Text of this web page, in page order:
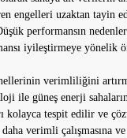
engelleri uzaktan tayin
performansın
iyileştirmeye yönelik
verimliliğini
ile güneş enerji
kolayca tespit edilir ve
verimli çalışmasına ve